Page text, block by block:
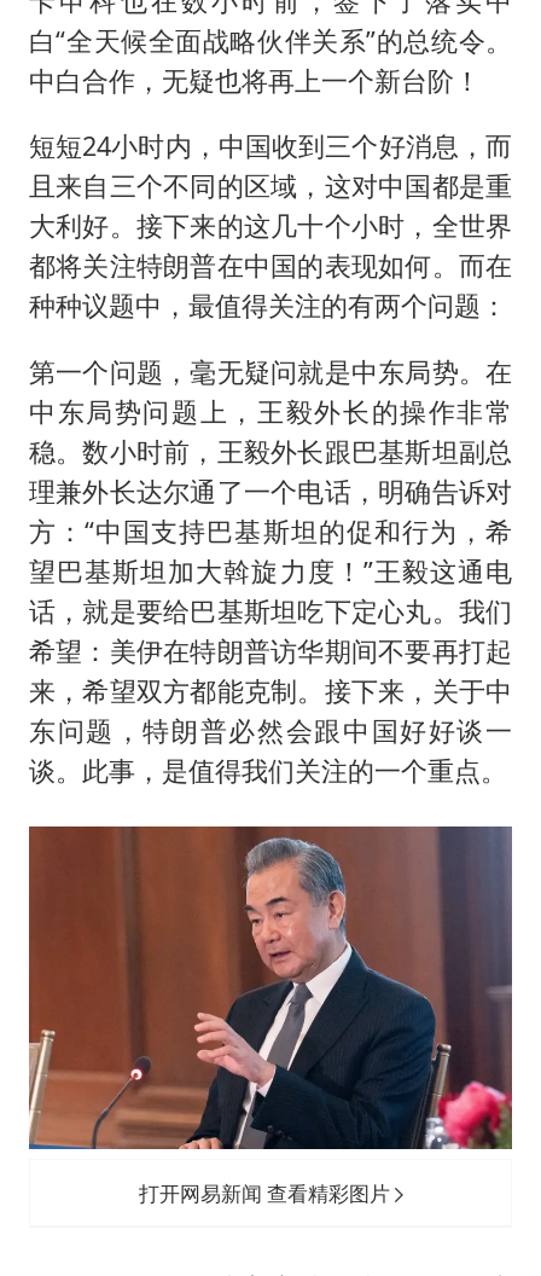
白“全天候全面战略伙伴关系”的总统令。
中白合作，无疑也将再上一个新台阶！
短短24小时内，中国收到三个好消息，而
且来自三个不同的区域，这对中国都是重
大利好。接下来的这几十个小时，全世界
都将关注特朗普在中国的表现如何。而在
种种议题中，最值得关注的有两个问题：
第一个问题，毫无疑问就是中东局势。在
中东局势问题上，王毅外长的操作非常
稳。数小时前，王毅外长跟巴基斯坦副总
理兼外长达尔通了一个电话，明确告诉对
方：“中国支持巴基斯坦的促和行为，希
望巴基斯坦加大斡旋力度！”王毅这通电
话，就是要给巴基斯坦吃下定心丸。我们
希望：美伊在特朗普访华期间不要再打起
来，希望双方都能克制。接下来，关于中
东问题，特朗普必然会跟中国好好谈一
谈。此事，是值得我们关注的一个重点。
打开网易新闻 查看精彩图片